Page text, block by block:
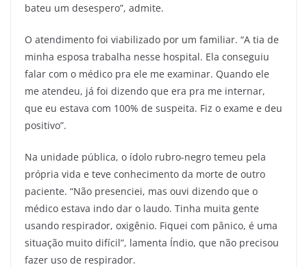
bateu um desespero”, admite.
O atendimento foi viabilizado por um familiar. “A tia de
minha esposa trabalha nesse hospital. Ela conseguiu
falar com o médico pra ele me examinar. Quando ele
me atendeu, já foi dizendo que era pra me internar,
que eu estava com 100% de suspeita. Fiz o exame e deu
positivo”.
Na unidade pública, o ídolo rubro-negro temeu pela
própria vida e teve conhecimento da morte de outro
paciente. “Não presenciei, mas ouvi dizendo que o
médico estava indo dar o laudo. Tinha muita gente
usando respirador, oxigênio. Fiquei com pânico, é uma
situação muito difícil”, lamenta Índio, que não precisou
fazer uso de respirador.